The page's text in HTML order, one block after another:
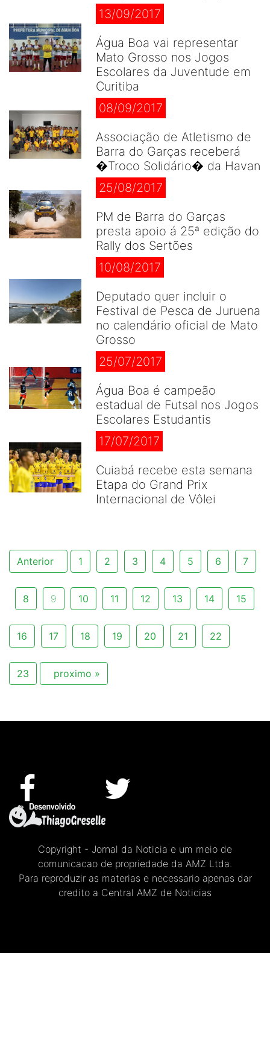
13/09/2017
Água Boa vai representar
Mato Grosso nos Jogos
Escolares da Juventude em
Curitiba
08/09/2017
Associação de Atletismo de
Barra do Garças receberá
�Troco Solidário� da Havan
25/08/2017
PM de Barra do Garças
presta apoio á 25ª edição do
Rally dos Sertões
10/08/2017
Deputado quer incluir o
Festival de Pesca de Juruena
no calendário oficial de Mato
Grosso
25/07/2017
Água Boa é campeão
estadual de Futsal nos Jogos
Escolares Estudantis
17/07/2017
Cuiabá recebe esta semana
Etapa do Grand Prix
Internacional de Vôlei
Anterior 1 2 3 4 5 6 7
8 9 10 11 12 13 14 15
16 17 18 19 20 21 22
23 proximo »
Copyright - Jornal da Noticia e um meio de
comunicacao de propriedade da AMZ Ltda.
Para reproduzir as materias e necessario apenas dar
credito a Central AMZ de Noticias